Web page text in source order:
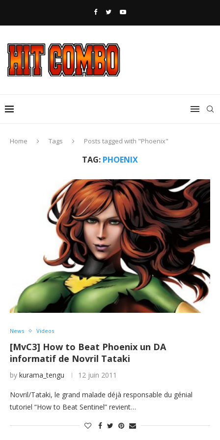
Home Tags Posts tagged with "Phoenix"
TAG: PHOENIX
News Videos
[MvC3] How to Beat Phoenix un DA
informatif de Novril Tataki
by kurama_tengu 12 juin 2011
Novril/Tataki, le grand malade déjà responsable du génial
tutoriel “How to Beat Sentinel” revient…